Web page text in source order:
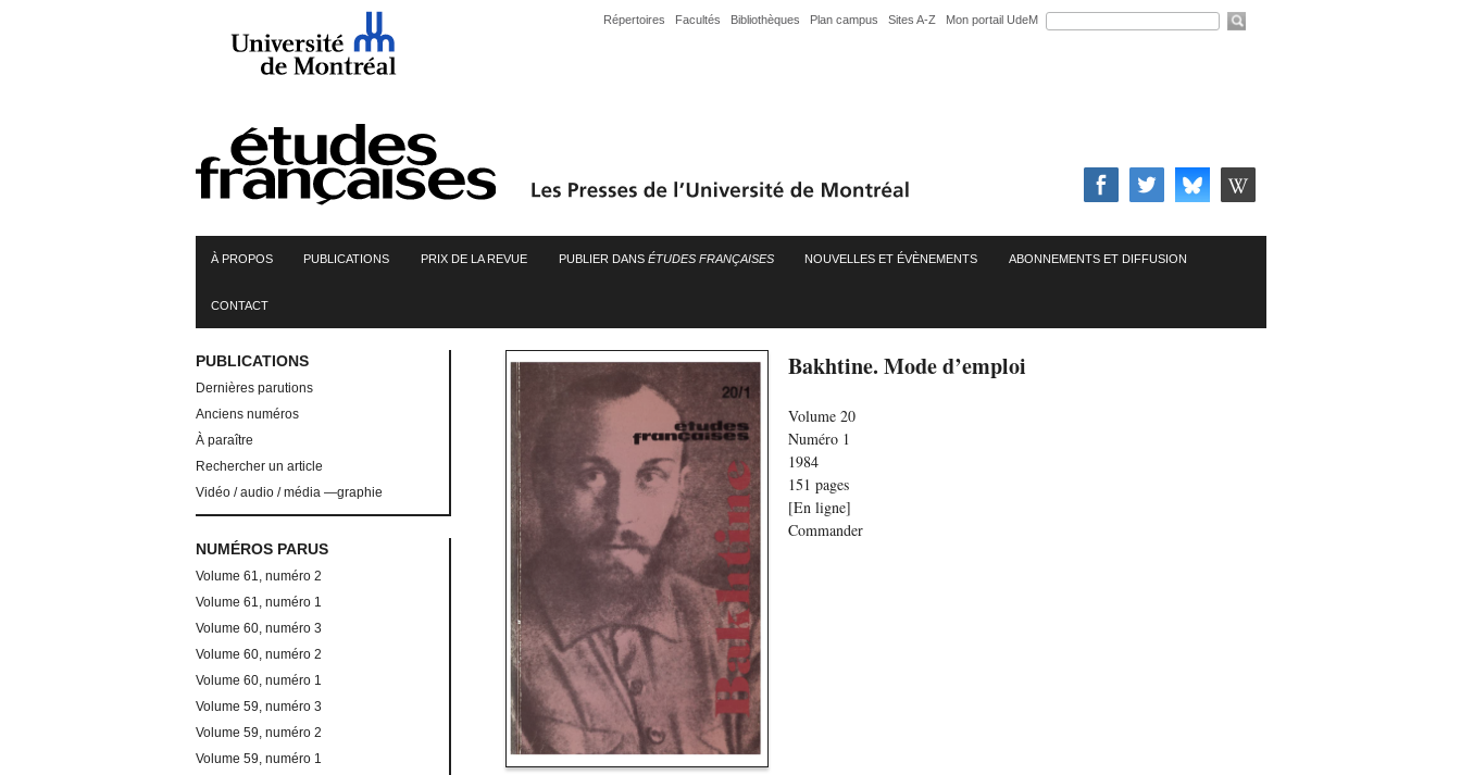
Répertoires Facultés Bibliothèques Plan campus Sites A-Z Mon portail UdeM
À PROPOS PUBLICATIONS PRIX DE LA REVUE PUBLIER DANS ÉTUDES FRANÇAISES NOUVELLES ET ÉVÈNEMENTS ABONNEMENTS ET DIFFUSION
CONTACT
Bakhtine. Mode d’emploi
Volume 20
Numéro 1
1984
151 pages
[En ligne]
Commander
PUBLICATIONS
Dernières parutions
Anciens numéros
À paraître
Rechercher un article
Vidéo / audio / média —graphie
NUMÉROS PARUS
Volume 61, numéro 2
Volume 61, numéro 1
Volume 60, numéro 3
Volume 60, numéro 2
Volume 60, numéro 1
Volume 59, numéro 3
Volume 59, numéro 2
Volume 59, numéro 1